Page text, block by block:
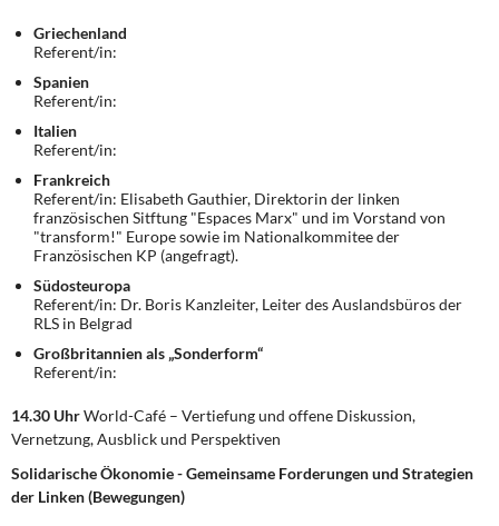
Griechenland
Referent/in:
Spanien
Referent/in:
Italien
Referent/in:
Frankreich
Referent/in: Elisabeth Gauthier, Direktorin der linken
französischen Sitftung "Espaces Marx" und im Vorstand von
"transform!" Europe sowie im Nationalkommitee der
Französischen KP (angefragt).
Südosteuropa
Referent/in: Dr. Boris Kanzleiter, Leiter des Auslandsbüros der
RLS in Belgrad
Großbritannien als „Sonderform“
Referent/in:
14.30 UhrWorld-Café – Vertiefung und offene Diskussion,
Vernetzung, Ausblick und Perspektiven
Solidarische Ökonomie - Gemeinsame Forderungen und Strategien
der Linken (Bewegungen)